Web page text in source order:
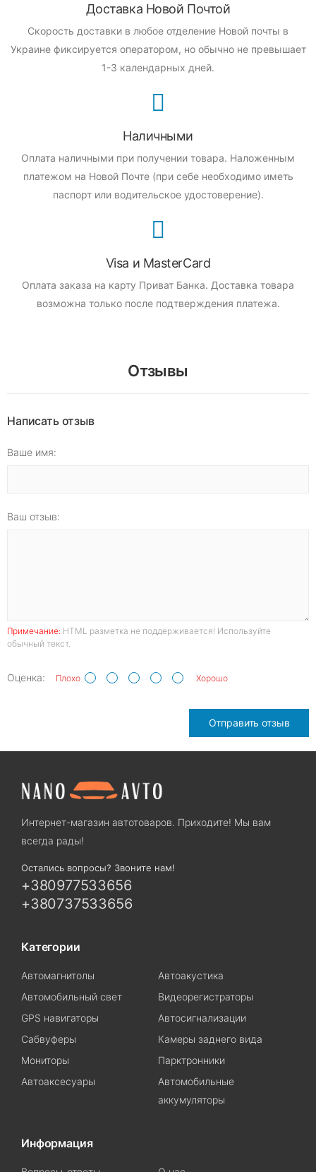
Доставка Новой Почтой
Скорость доставки в любое отделение Новой почты в
Украине фиксируется оператором, но обычно не превышает
1-3 календарных дней.
Наличными
Оплата наличными при получении товара. Наложенным
платежом на Новой Почте (при себе необходимо иметь
паспорт или водительское удостоверение).
Visa и MasterCard
Оплата заказа на карту Приват Банка. Доставка товара
возможна только после подтверждения платежа.
Отзывы
Написать отзыв
Ваше имя:
Ваш отзыв:
Примечание: HTML разметка не поддерживается! Используйте
обычный текст.
Оценка: Плохо Хорошо
Отправить отзыв
Интернет-магазин автотоваров. Приходите! Мы вам
всегда рады!
Остались вопросы? Звоните нам!
+380977533656
+380737533656
Категории
Автомагнитолы
Автоакустика
Автомобильный свет
Видеорегистраторы
GPS навигаторы
Автосигнализации
Сабвуферы
Камеры заднего вида
Мониторы
Парктронники
Автоаксесуары
Автомобильные
аккумуляторы
Информация